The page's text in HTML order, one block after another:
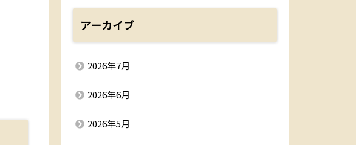
アーカイブ
2026年7月
2026年6月
2026年5月